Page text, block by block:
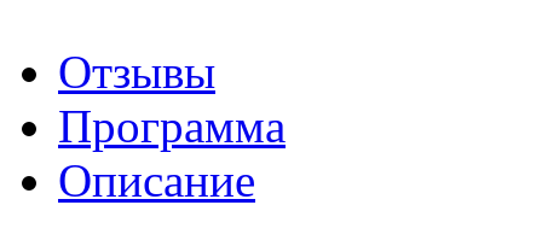
Отзывы
Программа
Описание